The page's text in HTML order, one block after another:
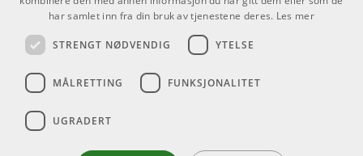
Varemerker
0555 Oslo
har samlet inn fra din bruk av tjenestene deres. Les mer
STRENGT NØDVENDIG YTELSE
MÅLRETTING FUNKSJONALITET
UGRADERT